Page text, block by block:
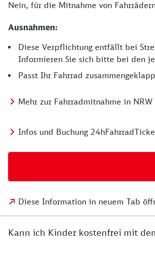
Nein, für die Mitnahme von
Ausnahmen:
Diese Verpflichtung entfällt bei
Informieren Sie sich bitte bei den
Passt Ihr Fahrrad
Mehr zur Fahrradmitnahme in NRW
Infos und Buchung
Diese Information in neuem Tab
Kann ich Kinder kostenfrei mit